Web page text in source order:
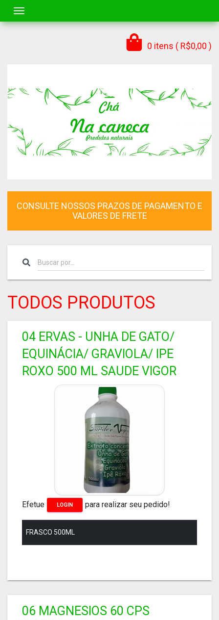
Toggle navigation
0 itens ( R$0,00 )
CONSULTE NOSSOS PRAZOS DE PAGAMENTO E
VALORES DE FRETE
TODOS PRODUTOS
04 ERVAS - UNHA DE GATO/
EQUINÁCIA/ GRAVIOLA/ IPE
ROXO 500 ML SAUDE VIGOR
Efetue LOGIN para realizar seu pedido!
FRASCO 500ML
06 MAGNESIOS 60 CPS